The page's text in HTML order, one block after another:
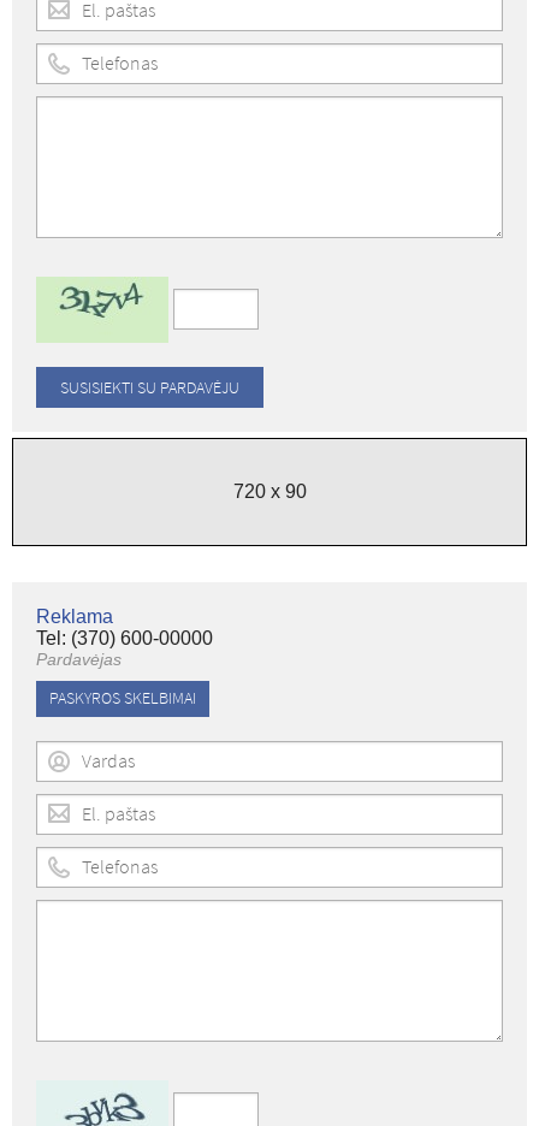
720 x 90
Reklama
Tel: (370) 600-00000
Pardavėjas
PASKYROS SKELBIMAI